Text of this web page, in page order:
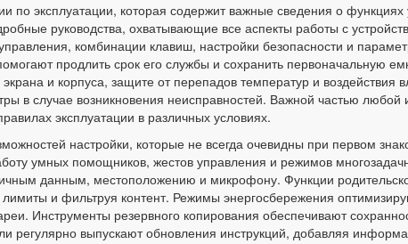
по эксплуатации, которая содержит важные сведения о функциях
руководства, охватывающие все аспекты работы с
комбинации клавиш, настройки безопасности и
продлить срок его службы и сохранить первоначальную
и корпуса, защите от перепадов температур и воздействия
в случае возникновения неисправностей. Важной частью любой
эксплуатации в различных условиях.
настройки, которые не всегда очевидны при первом
умных помощников, жестов управления и режимов
данным, местоположению и микрофону. Функции
и фильтруя контент. Режимы энергосбережения
Инструменты резервного копирования обеспечивают
регулярно выпускают обновления инструкций, добавляя